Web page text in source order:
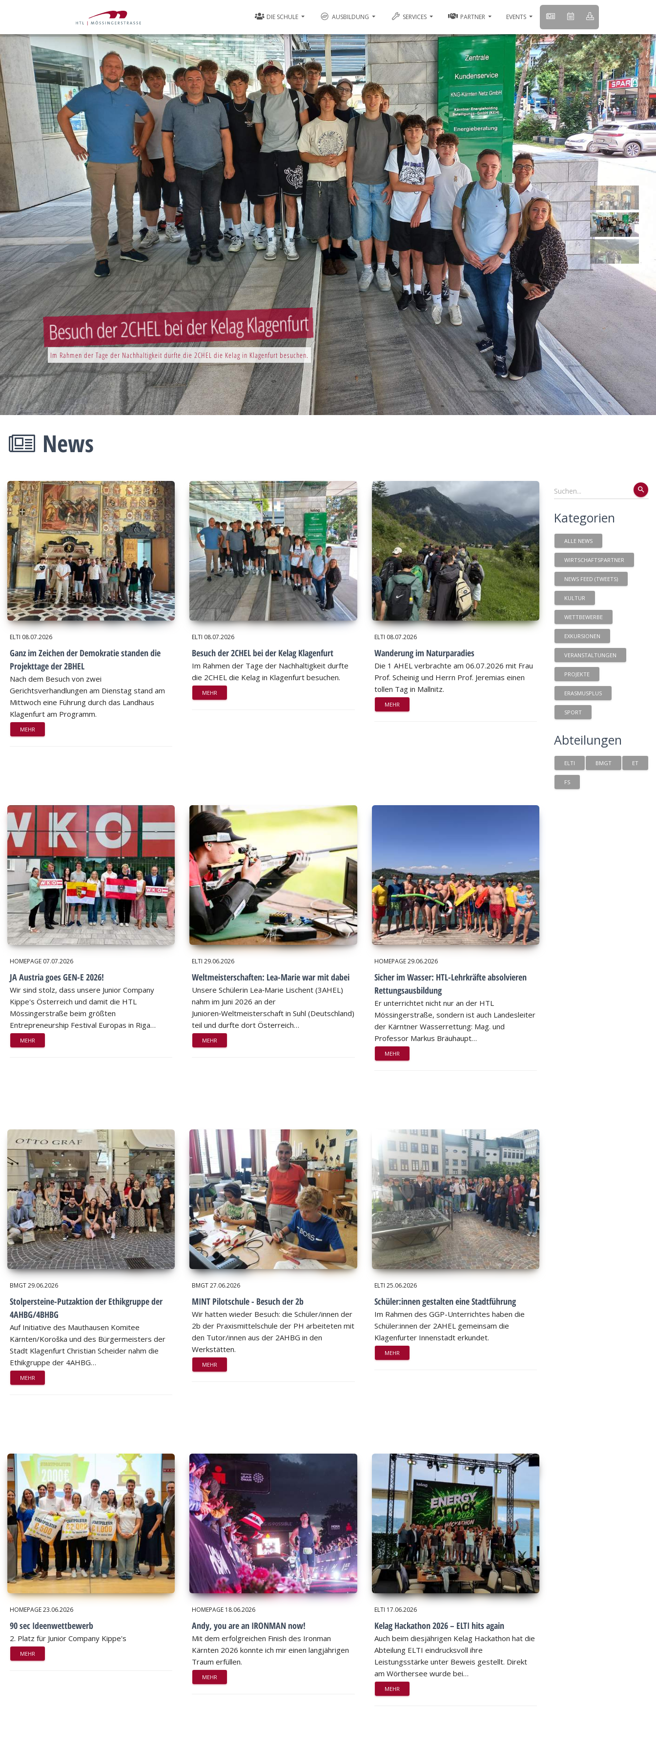
DIE SCHULE AUSBILDUNG SERVICES PARTNER EVENTS
Im Rahmen der Tage der Nachhaltigkeit durfte die 2CHEL die Kelag in Klagenfurt besuchen.
Besuch der 2CHEL bei der Kelag Klagenfurt
News
ELTI 08.07.2026
Ganz im Zeichen der Demokratie standen die
Projekttage der 2BHEL
Nach dem Besuch von zwei
Gerichtsverhandlungen am Dienstag stand am
Mittwoch eine Führung durch das Landhaus
Klagenfurt am Programm.
MEHR
ELTI 08.07.2026
Besuch der 2CHEL bei der Kelag Klagenfurt
Im Rahmen der Tage der Nachhaltigkeit durfte
die 2CHEL die Kelag in Klagenfurt besuchen.
MEHR
ELTI 08.07.2026
Wanderung im Naturparadies
Die 1 AHEL verbrachte am 06.07.2026 mit Frau
Prof. Scheinig und Herrn Prof. Jeremias einen
tollen Tag in Mallnitz.
MEHR
HOMEPAGE 07.07.2026
JA Austria goes GEN-E 2026!
Wir sind stolz, dass unsere Junior Company
Kippe's Österreich und damit die HTL
Mössingerstraße beim größten
Entrepreneurship Festival Europas in Riga…
MEHR
ELTI29.06.2026
Weltmeisterschaften: Lea-Marie war mit dabei
Unsere Schülerin Lea‑Marie Lischent (3AHEL)
nahm im Juni 2026 an der
Junioren‑Weltmeisterschaft in Suhl (Deutschland)
teil und durfte dort Österreich…
MEHR
HOMEPAGE29.06.2026
Sicher im Wasser: HTL-Lehrkräfte absolvieren
Rettungsausbildung
Er unterrichtet nicht nur an der HTL
Mössingerstraße, sondern ist auch Landesleiter
der Kärntner Wasserrettung: Mag. und
Professor Markus Bräuhaupt…
MEHR
BMGT29.06.2026
Stolpersteine-Putzaktion der Ethikgruppe der
4AHBG/4BHBG
Auf Initiative des Mauthausen Komitee
Kärnten/Koroška und des Bürgermeisters der
Stadt Klagenfurt Christian Scheider nahm die
Ethikgruppe der 4AHBG…
MEHR
BMGT27.06.2026
MINT Pilotschule - Besuch der 2b
Wir hatten wieder Besuch: die Schüler/innen der
2b der Praxismittelschule der PH arbeiteten mit
den Tutor/innen aus der 2AHBG in den
Werkstätten.
MEHR
ELTI 25.06.2026
Schüler:innen gestalten eine Stadtführung
Im Rahmen des GGP-Unterrichtes haben die
Schüler:innen der 2AHEL gemeinsam die
Klagenfurter Innenstadt erkundet.
MEHR
HOMEPAGE23.06.2026
90 sec Ideenwettbewerb
2. Platz für Junior Company Kippe's
MEHR
HOMEPAGE 18.06.2026
Andy, you are an IRONMAN now!
Mit dem erfolgreichen Finish des Ironman
Kärnten 2026 konnte ich mir einen langjährigen
Traum erfüllen.
MEHR
ELTI 17.06.2026
Kelag Hackathon 2026 – ELTI hits again
Auch beim diesjährigen Kelag Hackathon hat die
Abteilung ELTI eindrucksvoll ihre
Leistungsstärke unter Beweis gestellt. Direkt
am Wörthersee wurde bei…
MEHR
search
Kategorien
ALLE NEWS
WIRTSCHAFTSPARTNER
NEWS FEED (TWEETS)
KULTUR
WETTBEWERBE
EXKURSIONEN
VERANSTALTUNGEN
PROJEKTE
ERASMUSPLUS
SPORT
Abteilungen
ELTI BMGT ET
FS